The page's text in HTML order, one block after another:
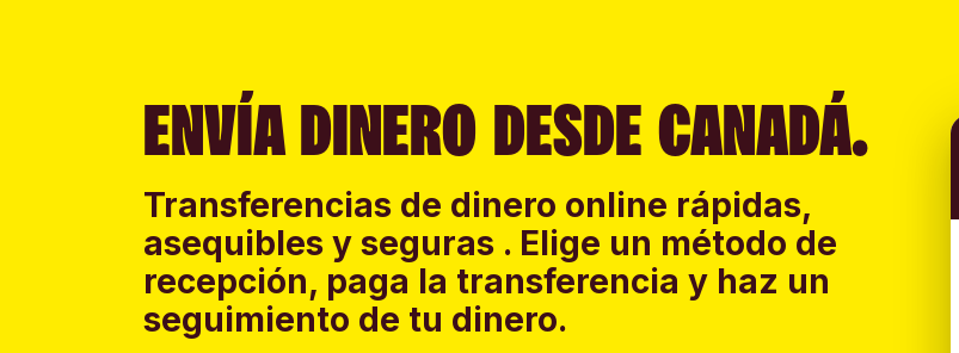
ENVÍA DINERO DESDE CANADÁ.
Transferencias de dinero online rápidas,
asequibles y seguras . Elige un método de
recepción, paga la transferencia y haz un
seguimiento de tu dinero.